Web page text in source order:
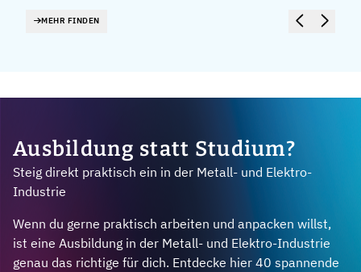
MEHR FINDEN
Ausbildung statt Studium?
Steig direkt praktisch ein in der Metall- und Elektro-
Industrie
Wenn du gerne praktisch arbeiten und anpacken willst,
ist eine Ausbildung in der Metall- und Elektro-Industrie
genau das richtige für dich. Entdecke hier 40 spannende